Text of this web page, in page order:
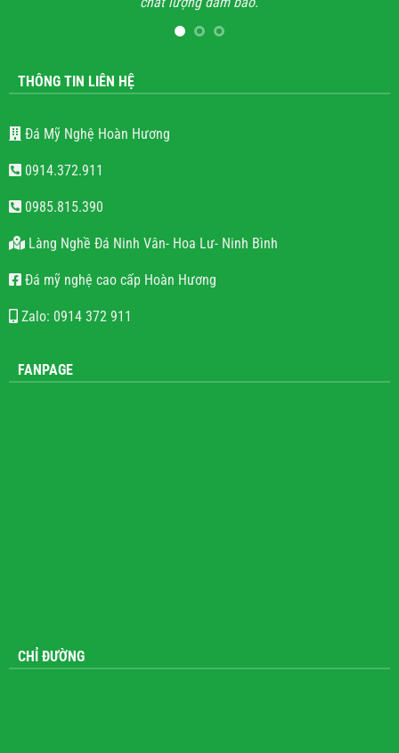
THÔNG TIN LIÊN HỆ
Đá Mỹ Nghệ Hoàn Hương
0914.372.911
0985.815.390
Làng Nghề Đá Ninh Vân- Hoa Lư- Ninh Bình
Đá mỹ nghệ cao cấp Hoàn Hương
Zalo: 0914 372 911
FANPAGE
CHỈ ĐƯỜNG